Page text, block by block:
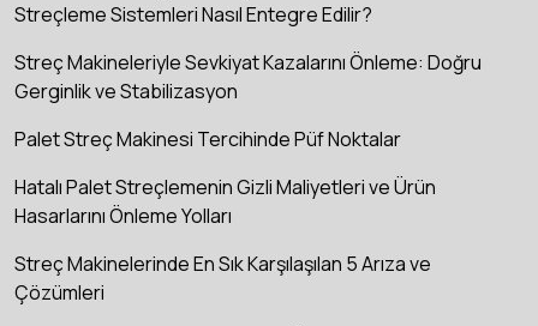
Streçleme Sistemleri Nasıl Entegre Edilir?
Streç Makineleriyle Sevkiyat Kazalarını Önleme: Doğru
Gerginlik ve Stabilizasyon
Palet Streç Makinesi Tercihinde Püf Noktalar
Hatalı Palet Streçlemenin Gizli Maliyetleri ve Ürün
Hasarlarını Önleme Yolları
Streç Makinelerinde En Sık Karşılaşılan 5 Arıza ve
Çözümleri